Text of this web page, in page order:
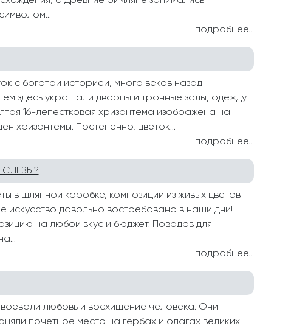
подробнее...
с богатой историей, много веков назад
здесь украшали дворцы и тронные залы, одежду
16-лепестковая хризантема изображена на
хризантемы. Постепенно, цветок...
подробнее...
СЛЕЗЫ?
в шляпной коробке, композиции из живых цветов
искусство довольно востребовано в наши дни!
на любой вкус и бюджет. Поводов для
подробнее...
любовь и восхищение человека. Они
почетное место на гербах и флагах великих